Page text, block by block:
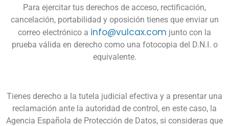
Para ejercitar tus derechos de acceso, rectificación,
cancelación, portabilidad y oposición tienes que enviar un
correo electrónico a info@vulcax.com junto con la
prueba válida en derecho como una fotocopia del D.N.I. o
equivalente.
Tienes derecho a la tutela judicial efectiva y a presentar una
reclamación ante la autoridad de control, en este caso, la
Agencia Española de Protección de Datos, si consideras que